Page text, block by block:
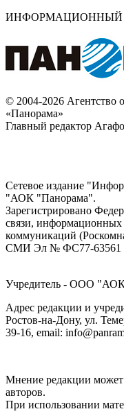
ИНФОРМАЦИОННЫЙ
© 2004-2026 Агентство
«Панорама»
Главный редактор
Сетевое издание
"АОК "Панорама".
Зарегистрировано
связи,
коммуникаций
СМИ Эл № ФС77-63561
Учредитель - ООО
Адрес редакции и
Ростов-на-Дону, ул.
39-16, email:
Мнение редакции может
авторов.
При использовании